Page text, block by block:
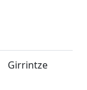
Girrintze